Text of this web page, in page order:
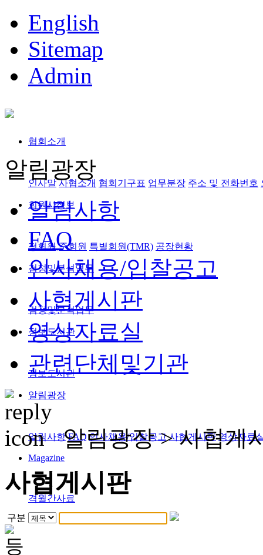
English
Sitemap
Admin
협회소개
인사말 사협소개 협회기구표 업무분장 주소 및 전화번호
회원사정보
정회원,준회원 특별회원(TMR) 공장현황
검정및분석업무
검정및분석업무
정보도서관
정보도서관
알림광장
알림사항 FAQ 인사채용/입찰공고 사협게시판 영상자료
Magazine
격월간사료
알림광장
알림사항
FAQ
인사채용/입찰공고
사협게시판
영상자료실
관련단체및기관
알림광장 >사협게
사협게시판
구분